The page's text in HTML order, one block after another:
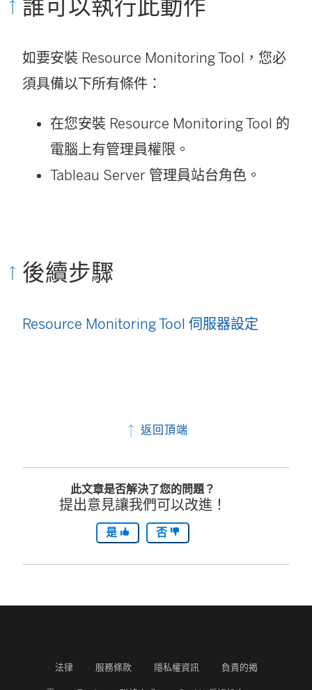
誰可以執行此動作
如要安裝 Resource Monitoring Tool ，您必
須具備以下所有條件：
在您安裝 Resource Monitoring Tool 的
電腦上有管理員權限。
Tableau Server 管理員站台角色。
後續步驟
Resource Monitoring Tool 伺服器設定
返回頂端
此文章是否解決了您的問題？
提出意見讓我們可以改進！
是 否
法律 服務條款 隱私權資訊 負責的揭